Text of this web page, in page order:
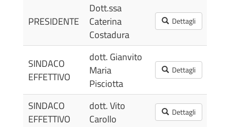
PRESIDENTE
Dott.ssa
Caterina
Costadura
Dettagli
SINDACO
EFFETTIVO
dott. Gianvito
Maria
Pisciotta
Dettagli
SINDACO
EFFETTIVO
dott. Vito
Carollo
Dettagli